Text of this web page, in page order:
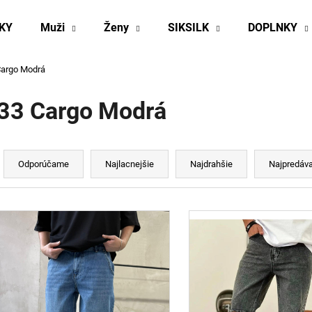
Muži Ženy SIKSILK DOPLNKY
Modrá
Cargo Modrá
R
Odporúčame Najlacnejšie Najdrahšie
p
Čo potrebujete nájsť?
Odporúčame